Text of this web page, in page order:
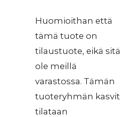
Huomioithan että
tämä tuote on
tilaustuote, eikä sitä
ole meillä
varastossa. Tämän
tuoteryhmän kasvit
tilataan